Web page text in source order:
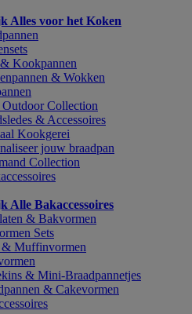
Alles voor het Koken
Kookpannen
& Wokken
Collection
& Accessoires
Kookgerei
jouw braadpan
Collection
Alle Bakaccessoires
& Bakvormen
Sets
& Muffinvormen
& Mini-Braadpannetjes
& Cakevormen